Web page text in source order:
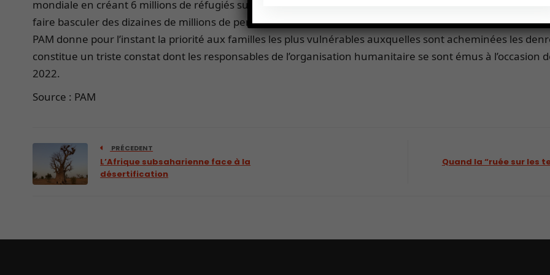
mondiale en créant 6 millions de réfugiés supplémentaires. La perspective d’une situation
faire basculer des dizaines de millions de personnes dans l’insécurité alimentaire, selon les propos du
PAM donne pour l’instant la priorité aux familles les plus vulnérables auxquelles sont acheminées les
constitue un triste constat dont les responsables de l’organisation humanitaire se sont émus à
2022.
Source : PAM
PRÉCEDENT
L’Afrique subsaharienne face à la
désertification
Quand la “ruée sur les